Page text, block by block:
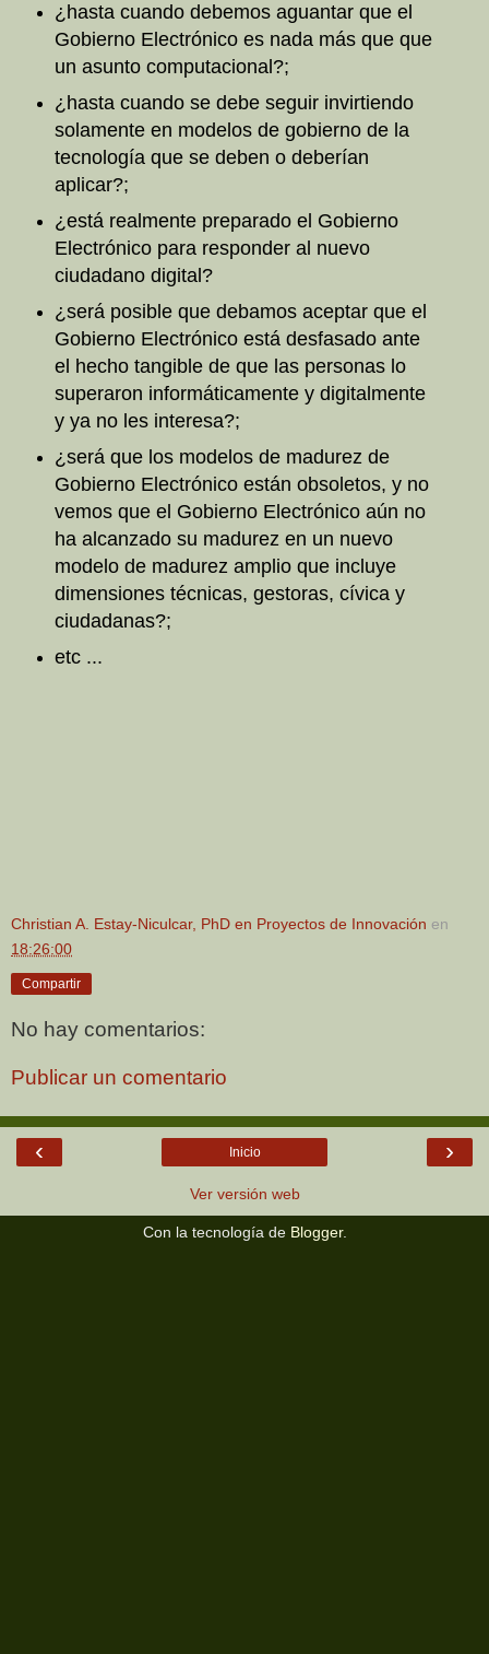
¿hasta cuando debemos aguantar que el
Gobierno Electrónico es nada más que que
un asunto computacional?;
¿hasta cuando se debe seguir invirtiendo
solamente en modelos de gobierno de la
tecnología que se deben o deberían
aplicar?;
¿está realmente preparado el Gobierno
Electrónico para responder al nuevo
ciudadano digital?
¿será posible que debamos aceptar que el
Gobierno Electrónico está desfasado ante
el hecho tangible de que las personas lo
superaron informáticamente y digitalmente
y ya no les interesa?;
¿será que los modelos de madurez de
Gobierno Electrónico están obsoletos, y no
vemos que el Gobierno Electrónico aún no
ha alcanzado su madurez en un nuevo
modelo de madurez amplio que incluye
dimensiones técnicas, gestoras, cívica y
ciudadanas?;
etc ...
Christian A. Estay-Niculcar, PhD en Proyectos de Innovación en
18:26:00
Compartir
No hay comentarios:
Publicar un comentario
‹ ›
Inicio
Ver versión web
Con la tecnología de Blogger.